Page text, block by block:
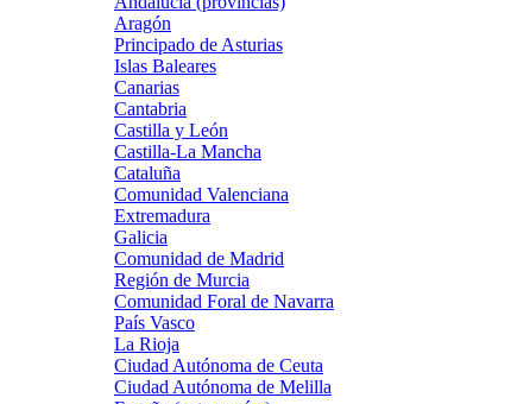
Aragón
Principado de Asturias
Islas Baleares
Canarias
Cantabria
Castilla y León
Castilla-La Mancha
Cataluña
Comunidad Valenciana
Extremadura
Galicia
Comunidad de Madrid
Región de Murcia
Comunidad Foral de Navarra
País Vasco
La Rioja
Ciudad Autónoma de Ceuta
Ciudad Autónoma de Melilla